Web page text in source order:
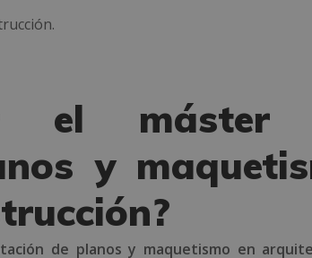
el máster
y
de planos y maquetismo en